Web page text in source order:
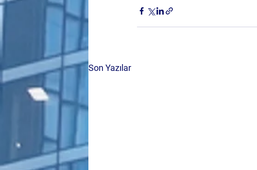
Son Yazılar